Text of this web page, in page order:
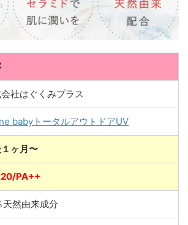
社はぐくみプラス
babyトータルアウトドアUV
ヶ月〜
PA++
天然由来成分